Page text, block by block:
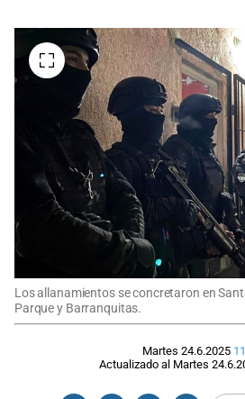
Los allanamientos se concretaron en
Parque y Barranquitas.
Martes 24.6.2025
Actualizado al Martes